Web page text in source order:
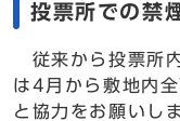
投票所での禁
従来から投票所
は4月から敷地内
と協力をお願いし